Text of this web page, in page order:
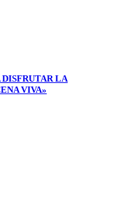
LA
VIVA»